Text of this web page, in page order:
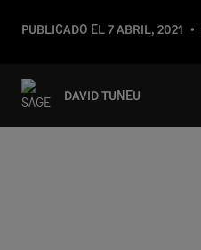
PUBLICADO EL7 ABRIL, 2021
DAVID TUNEU